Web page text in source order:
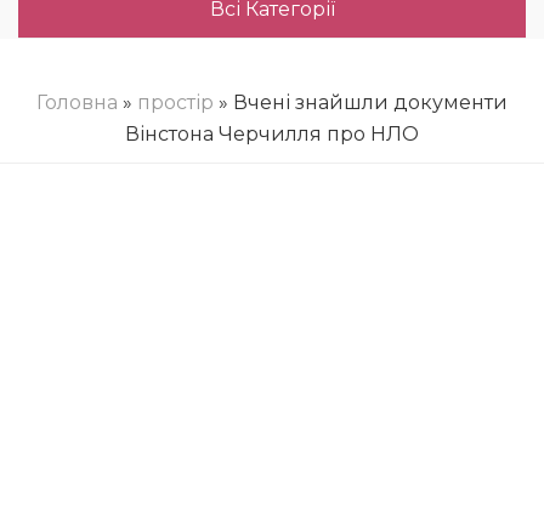
Всі Категорії
Головна » простір » Вчені знайшли документи
Вінстона Черчилля про НЛО